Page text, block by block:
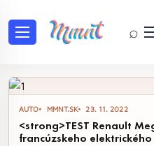
⌕
Tag: Renault
AUTO MMNT.SK 23. 11. 2022
<strong>TEST Renault
francúzskeho